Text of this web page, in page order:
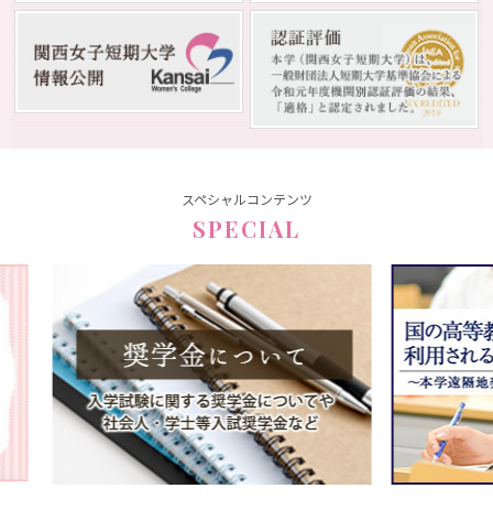
スペシャルコンテンツ
SPECIAL